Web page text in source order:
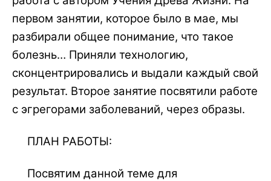
первом занятии, которое было в мае, мы
разбирали общее понимание, что такое
болезнь… Приняли технологию,
сконцентрировались и выдали каждый свой
результат. Второе занятие посвятили работе
с эгрегорами заболеваний, через образы.
ПЛАН РАБОТЫ:
Посвятим данной теме для